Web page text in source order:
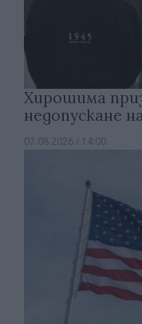
Хирошима
недопускане
07.08.2026 / 14:00